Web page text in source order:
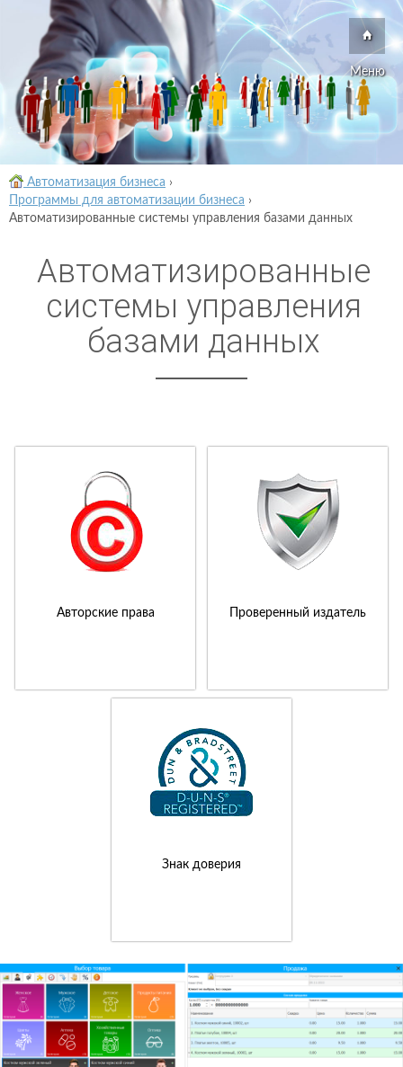
Меню
Автоматизация бизнеса ›
Программы для автоматизации бизнеса ›
Автоматизированные системы управления базами данных
Автоматизированные
системы управления
базами данных
Авторские права Проверенный издатель
Знак доверия